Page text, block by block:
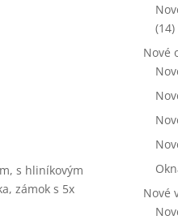
s hliníkovým
zámok s 5x
(14)
Nové
Nové